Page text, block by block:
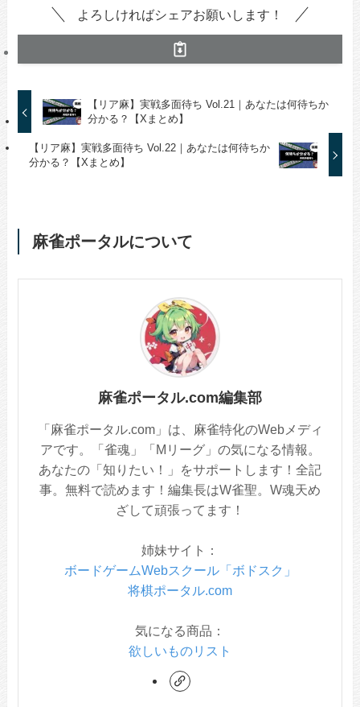
よろしければシェアお願いします！
【リア麻】実戦多面待ち Vol.21｜あなたは何待ちか
分かる？【Xまとめ】
【リア麻】実戦多面待ち Vol.22｜あなたは何待ちか
分かる？【Xまとめ】
麻雀ポータルについて
麻雀ポータル.com編集部
「麻雀ポータル.com」は、麻雀特化のWebメディ
アです。「雀魂」「Mリーグ」の気になる情報。
あなたの「知りたい！」をサポートします！全記
事。無料で読めます！編集長はW雀聖。W魂天め
ざして頑張ってます！
姉妹サイト：
ボードゲームWebスクール「ボドスク」
将棋ポータル.com
気になる商品：
欲しいものリスト